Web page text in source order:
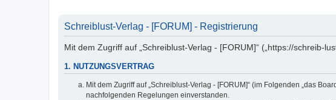
Schreiblust-Verlag - [FORUM] - Registrierung
Mit dem Zugriff auf „Schreiblust-Verlag - [FORUM]“ („https://schreib-
1. NUTZUNGSVERTRAG
Mit dem Zugriff auf „Schreiblust-Verlag - [FORUM]“ (im Folgenden „das
nachfolgenden Regelungen einverstanden.